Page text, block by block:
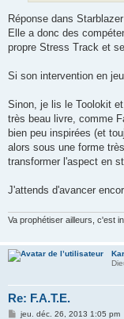
Réponse dans
Elle a donc des
propre Stress Track et
Si son intervention en
Sinon, je lis le Toolokit
très beau livre, comme
bien peu inspirées (et
alors sous une forme
transformer l'aspect en
J'attends d'avancer
Va prophétiser ailleurs, c'est
Re: F.A.T.E.
Mjeu. déc. 26, 2013 1:05 pm